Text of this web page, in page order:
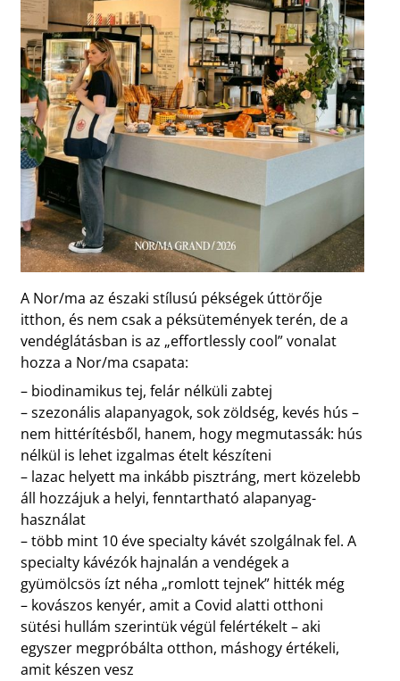
A Nor/ma az északi stílusú pékségek úttörője
itthon, és nem csak a péksütemények terén, de a
vendéglátásban is az „effortlessly cool” vonalat
hozza a Nor/ma csapata:
– biodinamikus tej, felár nélküli zabtej
– szezonális alapanyagok, sok zöldség, kevés hús –
nem hittérítésből, hanem, hogy megmutassák: hús
nélkül is lehet izgalmas ételt készíteni
– lazac helyett ma inkább pisztráng, mert közelebb
áll hozzájuk a helyi, fenntartható alapanyag-
használat
– több mint 10 éve specialty kávét szolgálnak fel. A
specialty kávézók hajnalán a vendégek a
gyümölcsös ízt néha „romlott tejnek” hitték még
– kovászos kenyér, amit a Covid alatti otthoni
sütési hullám szerintük végül felértékelt – aki
egyszer megpróbálta otthon, máshogy értékeli,
amit készen vesz